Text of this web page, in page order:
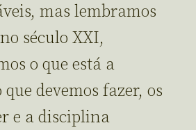
mas lembramos
século XXI,
o que está a
devemos fazer, os
e a disciplina